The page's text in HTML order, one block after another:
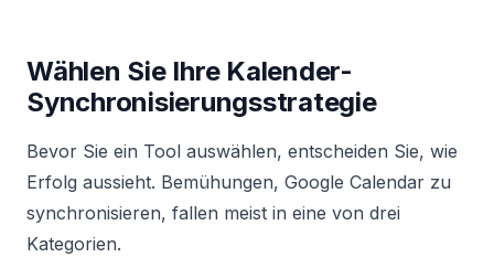
Wählen Sie Ihre Kalender-
Synchronisierungsstrategie
Bevor Sie ein Tool auswählen, entscheiden Sie, wie
Erfolg aussieht. Bemühungen, Google Calendar zu
synchronisieren, fallen meist in eine von drei
Kategorien.